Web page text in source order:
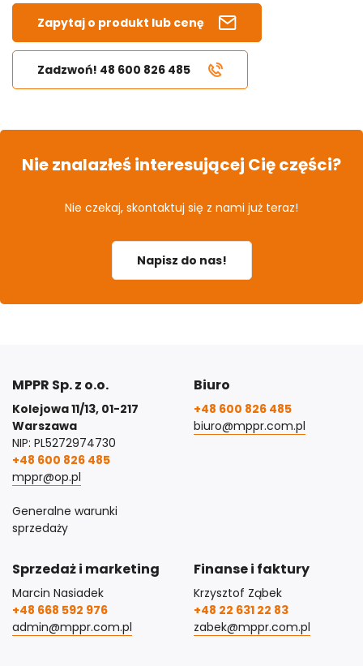
Zapytaj o produkt lub cenę
Zadzwoń! 48 600 826 485
Nie znalazłeś interesującej Cię części?
Nie czekaj, skontaktuj się z nami już teraz!
Napisz do nas!
MPPR Sp. z o.o.
Kolejowa 11/13, 01-217
Warszawa
NIP: PL5272974730
+48 600 826 485
mppr@op.pl
Generalne warunki
sprzedaży
Biuro
+48 600 826 485
biuro@mppr.com.pl
Sprzedaż i marketing
Marcin Nasiadek
+48 668 592 976
admin@mppr.com.pl
Finanse i faktury
Krzysztof Ząbek
+48 22 631 22 83
zabek@mppr.com.pl